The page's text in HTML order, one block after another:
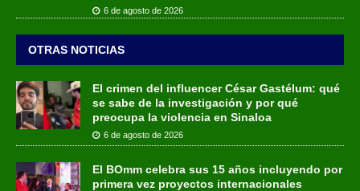
6 de agosto de 2026
OTRAS NOTICIAS
El crimen del influencer César Gastélum: qué
se sabe de la investigación y por qué
preocupa la violencia en Sinaloa
6 de agosto de 2026
El BOmm celebra sus 15 años incluyendo por
primera vez proyectos internacionales